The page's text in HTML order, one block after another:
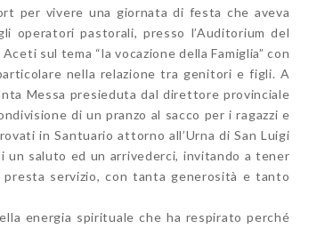
per vivere una giornata di festa che aveva
operatori pastorali, presso l’Auditorium del
sul tema “la vocazione della Famiglia” con
nella relazione tra genitori e figli. A
Messa presieduta dal direttore provinciale
di un pranzo al sacco per i ragazzi e
in Santuario attorno all’Urna di San Luigi
saluto ed un arrivederci, invitando a tener
servizio, con tanta generosità e tanto
energia spirituale che ha respirato perché